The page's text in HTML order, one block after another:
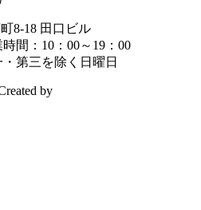
8-18 田口ビル
間：10：00～19：00
第三を除く日曜日
by